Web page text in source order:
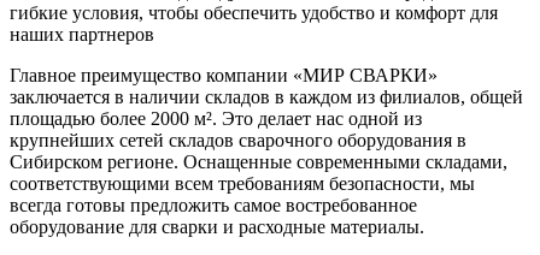
гибкие условия, чтобы обеспечить удобство и комфорт для
наших партнеров
Главное преимущество компании «МИР СВАРКИ»
заключается в наличии складов в каждом из филиалов, общей
площадью более 2000 м². Это делает нас одной из
крупнейших сетей складов сварочного оборудования в
Сибирском регионе. Оснащенные современными складами,
соответствующими всем требованиям безопасности, мы
всегда готовы предложить самое востребованное
оборудование для сварки и расходные материалы.